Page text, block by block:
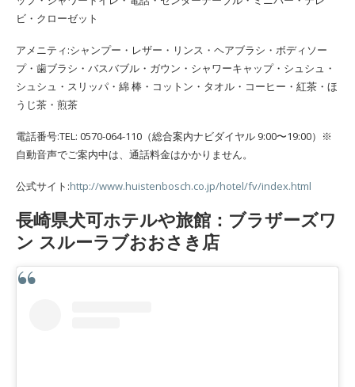
ビ・クローゼット
アメニティ:シャンプー・レザー・リンス・ヘアブラシ・ボディソー
プ・歯ブラシ・バスバブル・ガウン・シャワーキャップ・シュシュ・
シュシュ・スリッパ・綿 棒・コットン・タオル・コーヒー・紅茶・ほ
うじ茶・煎茶
電話番号:TEL: 0570-064-110（総合案内ナビダイヤル 9:00〜19:00）※
自動音声でご案内中は、通話料金はかかりません。
公式サイト:http://www.huistenbosch.co.jp/hotel/fv/index.html
長崎県犬可ホテルや旅館：ブラザーズワ
ン スルーラブおおさき店